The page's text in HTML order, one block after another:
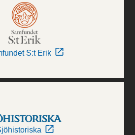
S:t Erik